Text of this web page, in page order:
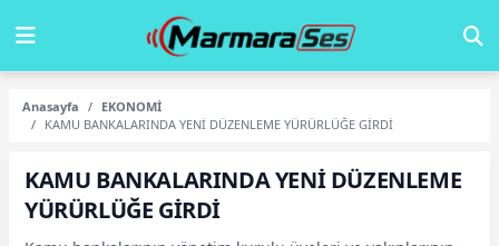
Anasayfa
EKONOMİ
KAMU BANKALARINDA YENİ DÜZENLEME YÜRÜRLÜĞE GİRDİ
KAMU BANKALARINDA YENİ DÜZENLEME
YÜRÜRLÜĞE GİRDİ